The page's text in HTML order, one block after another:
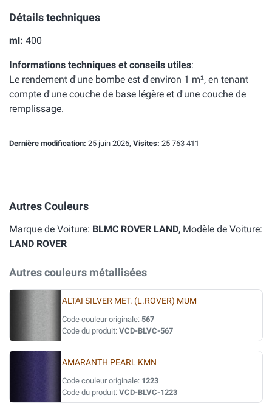
Détails techniques
ml: 400
Informations techniques et conseils utiles:
Le rendement d'une bombe est d'environ 1 m², en tenant
compte d'une couche de base légère et d'une couche de
remplissage.
Dernière modification: 25 juin 2026, Visites: 25 763 411
Autres Couleurs
Marque de Voiture: BLMC ROVER LAND, Modèle de Voiture:
LAND ROVER
Autres couleurs métallisées
ALTAI SILVER MET. (L.ROVER) MUM
Code couleur originale: 567
Code du produit: VCD-BLVC-567
AMARANTH PEARL KMN
Code couleur originale: 1223
Code du produit: VCD-BLVC-1223